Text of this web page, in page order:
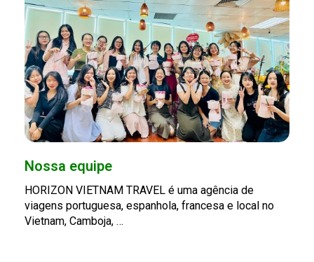
Nossa equipe
HORIZON VIETNAM TRAVEL é uma agência de
viagens portuguesa, espanhola, francesa e local no
Vietnam, Camboja, …